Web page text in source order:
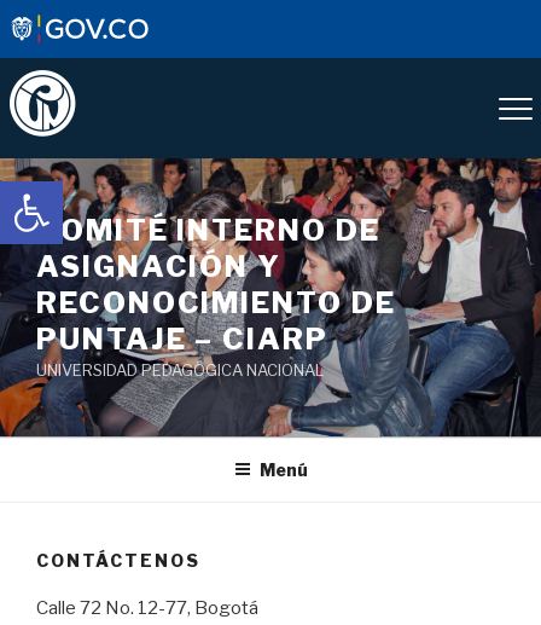
Abrir barra de herramientas
Saltar
contenido
COMITÉ INTERNO DE
ASIGNACIÓN Y
RECONOCIMIENTO DE
PUNTAJE – CIARP
UNIVERSIDAD PEDAGÓGICA NACIONAL
Menú
CONTÁCTENOS
Calle 72 No. 12-77, Bogotá